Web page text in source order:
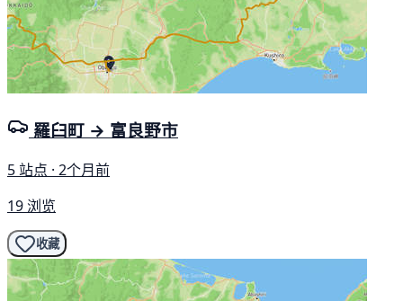
羅臼町 → 富良野市
5 站点 · 2个月前
19 浏览
收藏